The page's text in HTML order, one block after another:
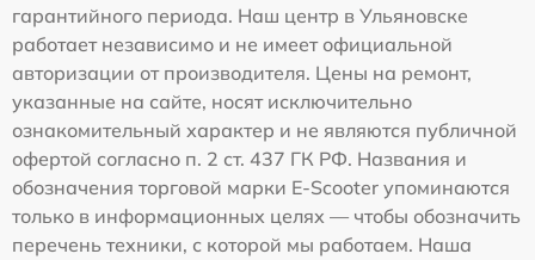
гарантийного периода. Наш центр в Ульяновске
работает независимо и не имеет официальной
авторизации от производителя. Цены на ремонт,
указанные на сайте, носят исключительно
ознакомительный характер и не являются публичной
офертой согласно п. 2 ст. 437 ГК РФ. Названия и
обозначения торговой марки E-Scooter упоминаются
только в информационных целях — чтобы обозначить
перечень техники, с которой мы работаем. Наша